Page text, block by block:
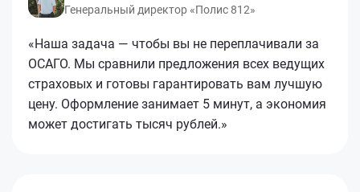
Генеральный директор «Полис 812»
«Наша задача — чтобы вы не переплачивали за
ОСАГО. Мы сравнили предложения всех ведущих
страховых и готовы гарантировать вам лучшую
цену. Оформление занимает 5 минут, а экономия
может достигать тысяч рублей.»